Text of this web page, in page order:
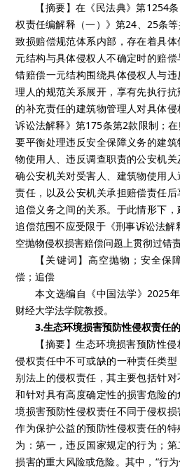
【摘要】在《民法典》第1254
权责任编解释（一）》第24、25条
致损赔偿规范体系内部，存在着具
元结构与具体侵权人不确定时的赔
错赔偿一元结构围绕具体侵权人与
理人的规范关系展开，享有先执行
的补充责任的建筑物管理人对具体
诉讼法解释》第175条第2款限制；
要平衡处理违反安全保障义务的建
物使用人、违反调查职责的公安机
确公安机关对受害人、建筑物使用
责任，以及公安机关承担赔偿责任
追偿义务之间的关系。于此情形下
追偿范围不应受限于《刑事诉讼法
空抛物侵权损害赔偿问题上贯彻过错
【关键词】高空抛物；安全保
偿；追偿
本文选编自《中国法学》2025
财经大学法学院教授。
3.生态环境损害预防性侵权责任
【摘要】生态环境损害预防性
侵权责任中不可或缺的一种责任类
别法上的侵权责任，其主要包括针
和针对具有高度确定性的损害危险
境损害预防性侵权责任不同于侵权
作为保护公益的预防性侵权责任的
为：第一，违反国家规定的行为；
损害的重大风险或危险。其中，“行